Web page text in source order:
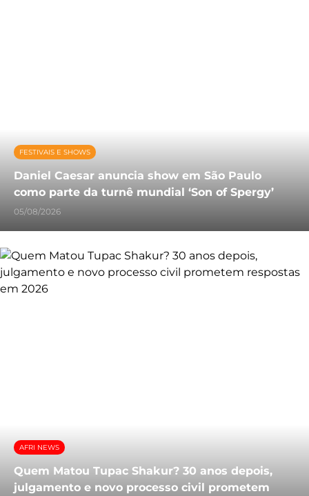
FESTIVAIS E SHOWS
Daniel Caesar anuncia show em São Paulo
como parte da turnê mundial ‘Son of Spergy’
05/08/2026
AFRI NEWS
Quem Matou Tupac Shakur? 30 anos depois,
julgamento e novo processo civil prometem